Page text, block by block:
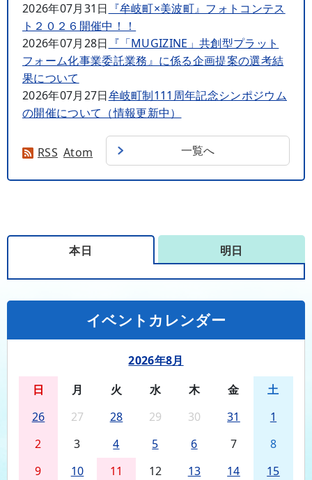
2026年07月31日 『牟岐町×美波町』フォトコンテス
ト２０２６開催中！！
2026年07月28日 『「MUGIZINE」共創型プラット
フォーム化事業委託業務』に係る企画提案の選考結
果について
2026年07月27日牟岐町制111周年記念シンポジウム
の開催について（情報更新中）
RSS Atom 一覧へ
本日 明日
イベントカレンダー
2026年8月
日
月 火 水 木 金
土
26
27 28 29 30 31
1
2
3 4 5 6 7
8
9
10 11 12 13 14 15